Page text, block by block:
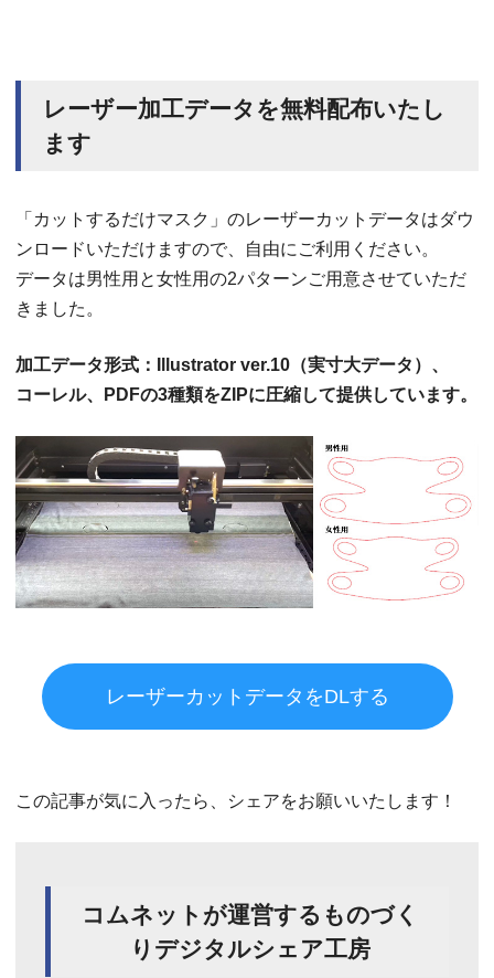
レーザー加工データを無料配布いたし
ます
「カットするだけマスク」のレーザーカットデータはダウ
ンロードいただけますので、自由にご利用ください。
データは男性用と女性用の2パターンご用意させていただ
きました。
加工データ形式：Illustrator ver.10（実寸大データ）、
コーレル、PDFの3種類をZIPに圧縮して提供しています。
レーザーカットデータをDLする
この記事が気に入ったら、シェアをお願いいたします！
コムネットが運営するものづく
りデジタルシェア工房